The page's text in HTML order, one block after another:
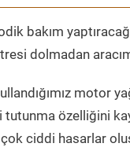
bakım
dolmadan
motor
özelliğini
ciddi hasarlar